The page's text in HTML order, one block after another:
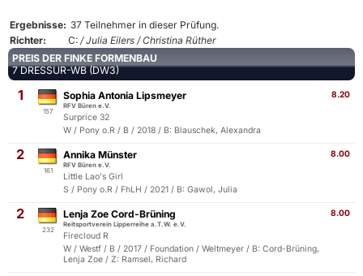
Ergebnisse: 37 Teilnehmer in dieser Prüfung.
Richter:
C: / Julia Eilers / Christina Rüther
PREIS DER FINKE FORMENBAU
7 DRESSUR-WB (DW3)
1
157
8.20
Sophia Antonia Lipsmeyer
RFV Büren e.V.
Surprice 32
W / Pony o.R / B / 2018 / B: Blauschek, Alexandra
2
161
8.00
Annika Münster
RFV Büren e.V.
Little Lao's Girl
S / Pony o.R / FhLH / 2021 / B: Gawol, Julia
2
232
8.00
Lenja Zoe Cord-Brüning
Reitsportverein Lipperreihe a.T.W. e.V.
Firecloud R
W / Westf / B / 2017 / Foundation / Weltmeyer / B: Cord-Brüning,
Lenja Zoe / Z: Ramsel, Richard